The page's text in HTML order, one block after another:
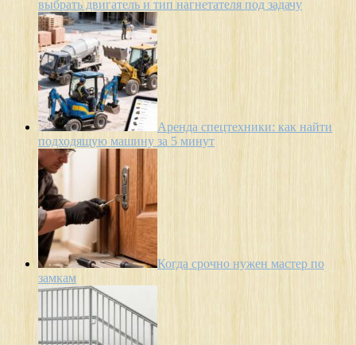
выбрать двигатель и тип нагнетателя под задачу
Аренда спецтехники: как найти
подходящую машину за 5 минут
Когда срочно нужен мастер по
замкам